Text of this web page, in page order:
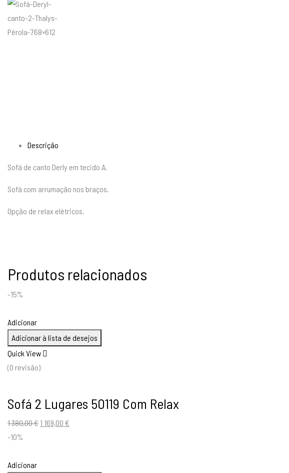
Descrição
Sofá de canto Derly em tecido A.
Sofá com arrumação nos braços.
Opção de relax elétricos.
Produtos relacionados
-15%
Adicionar
Adicionar à lista de desejos
Quick View
(0 revisão)
Sofá 2 Lugares 50119 Com Relax
1 380,00€ O1 169,00 €
-10%
Adicionar